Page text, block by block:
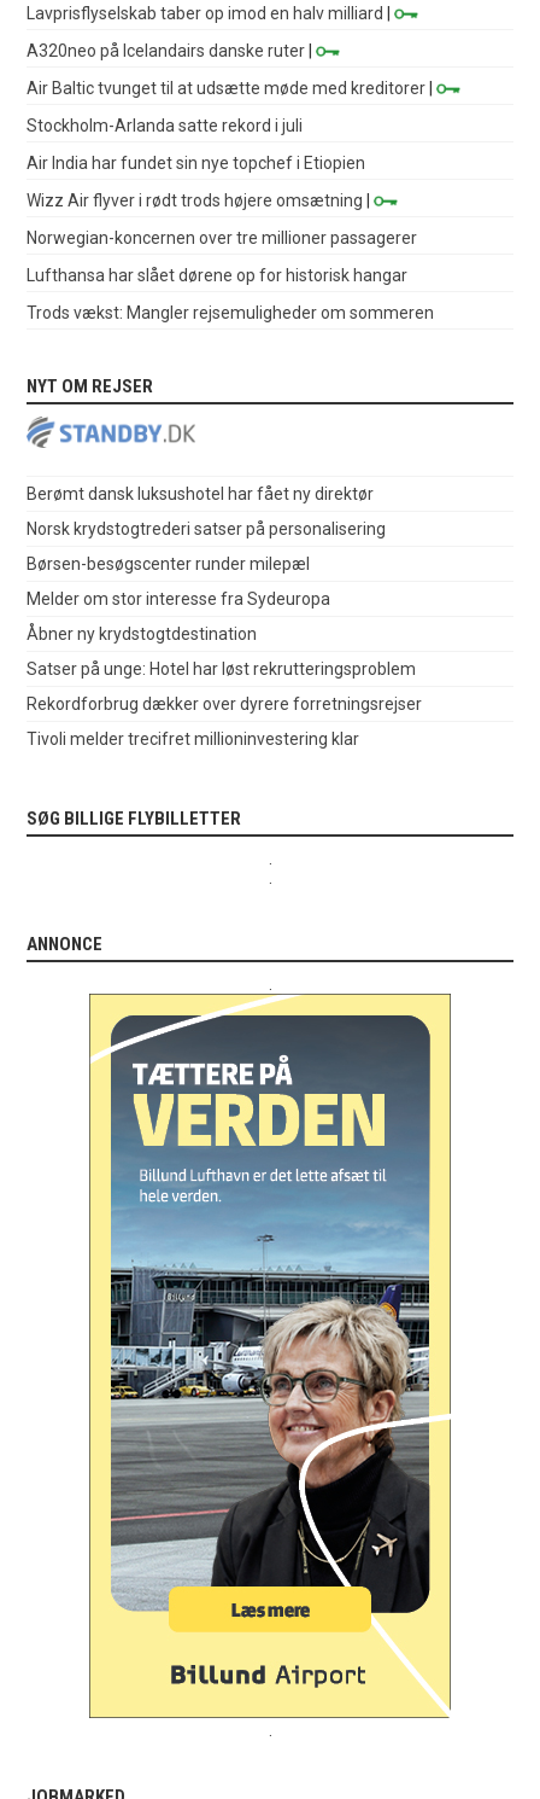
Lavprisflyselskab taber op imod en halv milliard
|
A320neo på Icelandairs danske ruter |
Air Baltic tvunget til at udsætte møde med kreditorer |
Stockholm-Arlanda satte rekord i juli
Air India har fundet sin nye topchef i Etiopien
Wizz Air flyver i rødt trods højere omsætning |
Norwegian-koncernen over tre millioner passagerer
Lufthansa har slået dørene op for historisk hangar
Trods vækst: Mangler rejsemuligheder om sommeren
NYT OM REJSER
Berømt dansk luksushotel har fået ny direktør
Norsk krydstogtrederi satser på personalisering
Børsen-besøgscenter runder milepæl
Melder om stor interesse fra Sydeuropa
Åbner ny krydstogtdestination
Satser på unge: Hotel har løst rekrutteringsproblem
Rekordforbrug dækker over dyrere forretningsrejser
Tivoli melder trecifret millioninvestering klar
SØG BILLIGE FLYBILLETTER
ANNONCE